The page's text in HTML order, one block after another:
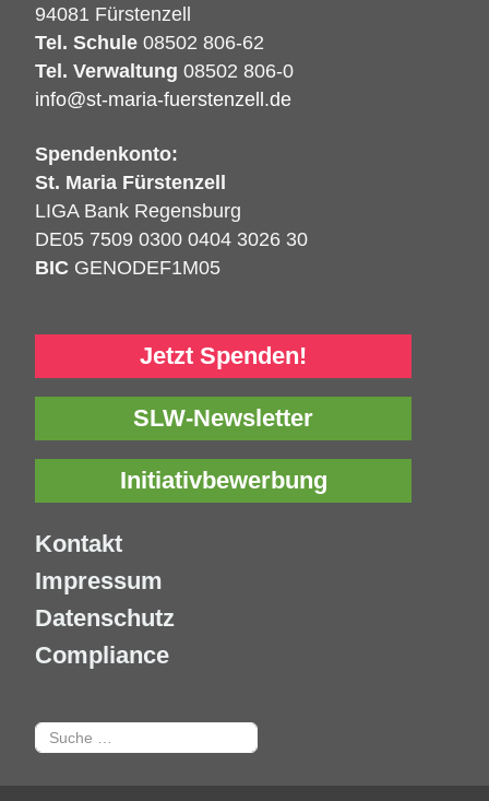
94081 Fürstenzell
Tel. Schule 08502 806-62
Tel. Verwaltung 08502 806-0
info@st-maria-fuerstenzell.de
Spendenkonto:
St. Maria Fürstenzell
LIGA Bank Regensburg
DE05 7509 0300 0404 3026 30
BIC GENODEF1M05
Jetzt Spenden!
SLW-Newsletter
Initiativbewerbung
Kontakt
Impressum
Datenschutz
Compliance
Suchen